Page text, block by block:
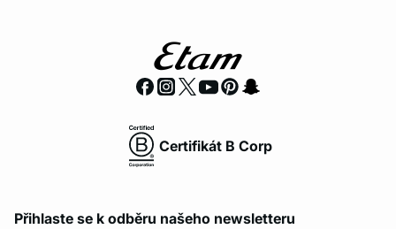
Certifikát B Corp
Přihlaste se k odběru našeho newsletteru